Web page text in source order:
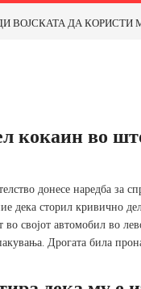
ВОЈСКАТА ДА КОРИСТИ
кокаин во
донесе наредба за
дека сторил кривично
својот автомобил во
Дрогата била